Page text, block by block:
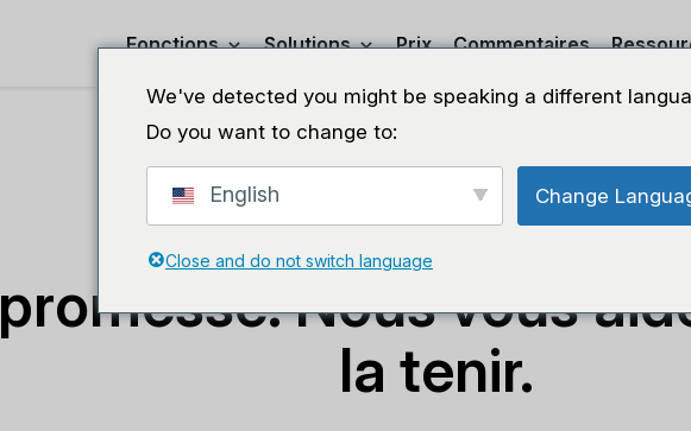
Fonctions Solutions Prix Commentaires
Chaque location est
promesse. Nous vous
la tenir.
We've detected you might be speaking a different
Do you want to change to:
English Change
Close and do not switch language